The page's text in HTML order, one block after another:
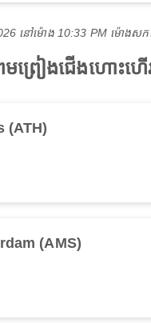
នៅ​ម៉ោង 10:33 PM ម៉ោង​ស
មព្រៀងជើងហោះ
(ATH)
(AMS)